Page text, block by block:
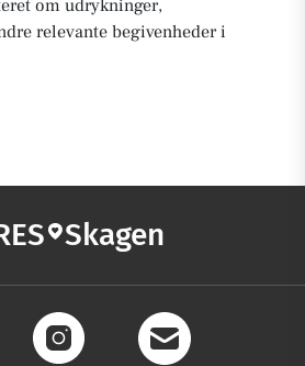
om udrykninger,
relevante begivenheder i
Skagen